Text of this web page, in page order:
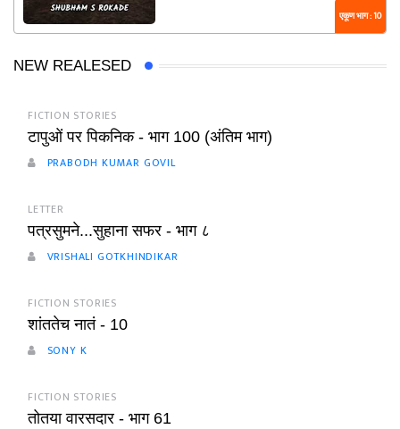
एकूण भाग : 10
NEW REALESED
FICTION STORIES
टापुओं पर पिकनिक - भाग 100 (अंतिम भाग)
PRABODH KUMAR GOVIL
LETTER
पत्रसुमने...सुहाना सफर - भाग ८
VRISHALI GOTKHINDIKAR
FICTION STORIES
शांततेच नातं - 10
SONY K
FICTION STORIES
तोतया वारसदार - भाग 61